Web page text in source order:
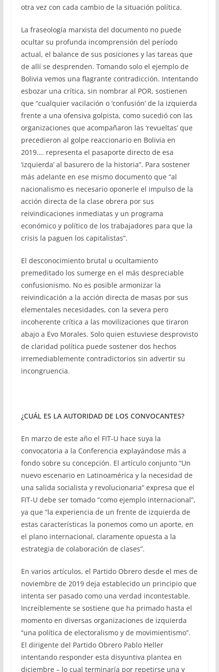
otra vez con cada cambio de la situación política.
La fraseología marxista del documento no puede
ocultar su profunda incomprensión del período
actual, el balance de sus posiciones y las tareas que
de allí se desprenden. Tomando solo el ejemplo de
Bolivia vemos una flagrante contradicción. Intentando
esbozar una crítica, sin nombrar al POR, sostienen
que “cualquier vacilación o ‘confusión’ de la izquierda
frente a una ofensiva golpista, como sucedió con las
organizaciones que acompañaron las ‘revueltas’ que
precedieron al golpe reaccionario en Bolivia en
2019…. representa el pasaporte directo de esa
‘izquierda’ al basurero de la historia”. Para sostener
más adelante en ese mismo documento que “al
nacionalismo es necesario oponerle el impulso de la
acción directa de la clase obrera por sus
reivindicaciones inmediatas y un programa
económico y político de los trabajadores para que la
crisis la paguen los capitalistas”.
El desconocimiento brutal u ocultamiento
premeditado los sumerge en el más despreciable
confusionismo. No es posible armonizar la
reivindicación a la acción directa de masas por sus
elementales necesidades, con la severa pero
incoherente crítica a las movilizaciones que tiraron
abajo a Evo Morales. Solo quien estuviese desprovisto
de claridad política puede sostener dos hechos
irremediablemente contradictorios sin advertir su
incongruencia.
¿CUÁL ES LA AUTORIDAD DE LOS CONVOCANTES?
En marzo de este año el FIT-U hace suya la
convocatoria a la Conferencia explayándose más a
fondo sobre su concepción. El artículo conjunto “Un
nuevo escenario en Latinoamérica y la necesidad de
una salida socialista y revolucionaria” expresa que el
FIT-U debe ser tomado “como ejemplo internacional”,
ya que “la experiencia de un frente de izquierda de
estas características la ponemos como un aporte, en
el plano internacional, claramente opuesta a la
estrategia de colaboración de clases”.
En varios artículos, el Partido Obrero desde el mes de
noviembre de 2019 deja establecido un principio que
intenta ser pasado como una verdad incontestable.
Increíblemente se sostiene que ha primado hasta el
momento en diversas organizaciones de izquierda
“una política de electoralismo y de movimientismo”.
El dirigente del Partido Obrero Pablo Heller
intentando responder esta disyuntiva plantea en
diciembre – lo cual terminaría por repetirse una y